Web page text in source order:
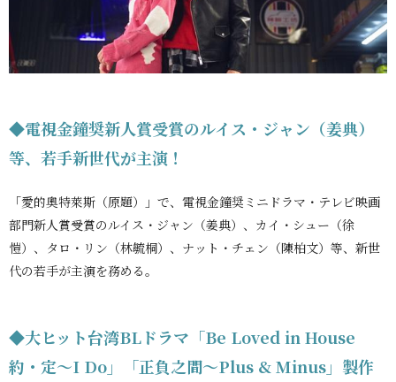
◆電視金鐘奨新人賞受賞のルイス・ジャン（姜典）
等、若手新世代が主演！
「愛的奧特萊斯（原題）」で、電視金鐘奨ミニドラマ・テレビ映画
部門新人賞受賞のルイス・ジャン（姜典）、カイ・シュー（徐
愷）、タロ・リン（林毓桐）、ナット・チェン（陳柏文）等、新世
代の若手が主演を務める。
◆大ヒット台湾BLドラマ「Be Loved in House
約・定～I Do」「正負之間～Plus & Minus」製作